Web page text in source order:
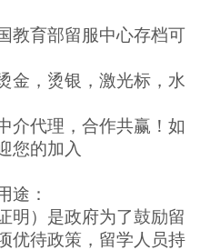
教育部留服中心存档可
金，烫银，激光标，水
介代理，合作共赢！如
您的加入
途：
明）是政府为了鼓励留
优待政策，留学人员持